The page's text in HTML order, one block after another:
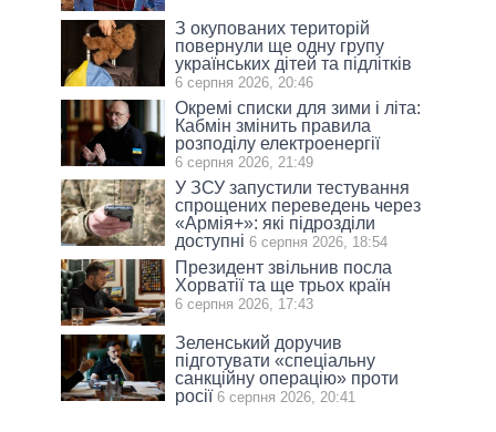
З окупованих територій
повернули ще одну групу
українських дітей та підлітків
6 серпня 2026, 20:46
Окремі списки для зими і літа:
Кабмін змінить правила
розподілу електроенергії
6 серпня 2026, 21:49
У ЗСУ запустили тестування
спрощених переведень через
«Армія+»: які підрозділи
доступні 6 серпня 2026, 18:54
Президент звільнив посла
Хорватії та ще трьох країн
6 серпня 2026, 17:43
Зеленський доручив
підготувати «спеціальну
санкційну операцію» проти
росії 6 серпня 2026, 20:41